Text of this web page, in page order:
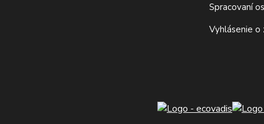
Spracovaní
Vyhlásenie o